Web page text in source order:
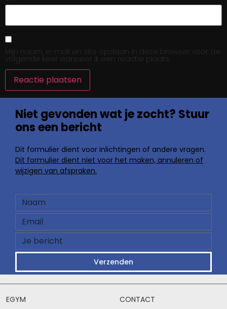
Mijn naam, e-mail en site opslaan in deze browser voor de
volgende keer wanneer ik een reactie plaats.
Niet gevonden wat je zocht? Stuur
ons een bericht
Dit formulier dient voor inlichtingen of andere vragen.
Dit formulier dient niet voor het maken, annuleren of
wijzigen van afspraken.
Verzenden
EGYM CONTACT